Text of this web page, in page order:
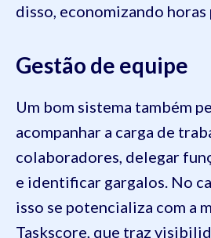
disso, economizando horas
Gestão de equipe
Um bom sistema também
acompanhar a carga de
colaboradores, delegar
e identificar gargalos. No
isso se potencializa com a
Taskscore, que traz